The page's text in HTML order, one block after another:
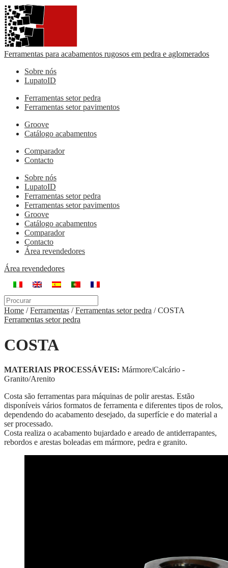
Ferramentas para acabamentos rugosos em pedra e aglomerados
Sobre nós
LupatoID
Ferramentas setor pedra
Ferramentas setor pavimentos
Groove
Catálogo acabamentos
Comparador
Contacto
Sobre nós
LupatoID
Ferramentas setor pedra
Ferramentas setor pavimentos
Groove
Catálogo acabamentos
Comparador
Contacto
Área revendedores
Área revendedores
Home /Ferramentas /Ferramentas setor pedra /COSTA
Ferramentas setor pedra
COSTA
MATERIAIS PROCESSÁVEIS: Mármore/Calcário -
Granito/Arenito
Costa são ferramentas para máquinas de polir arestas. Estão
disponíveis vários formatos de ferramenta e diferentes tipos de rolos,
dependendo do acabamento desejado, da superfície e do material a
ser processado.
Costa realiza o acabamento bujardado e areado de antiderrapantes,
rebordos e arestas boleadas em mármore, pedra e granito.